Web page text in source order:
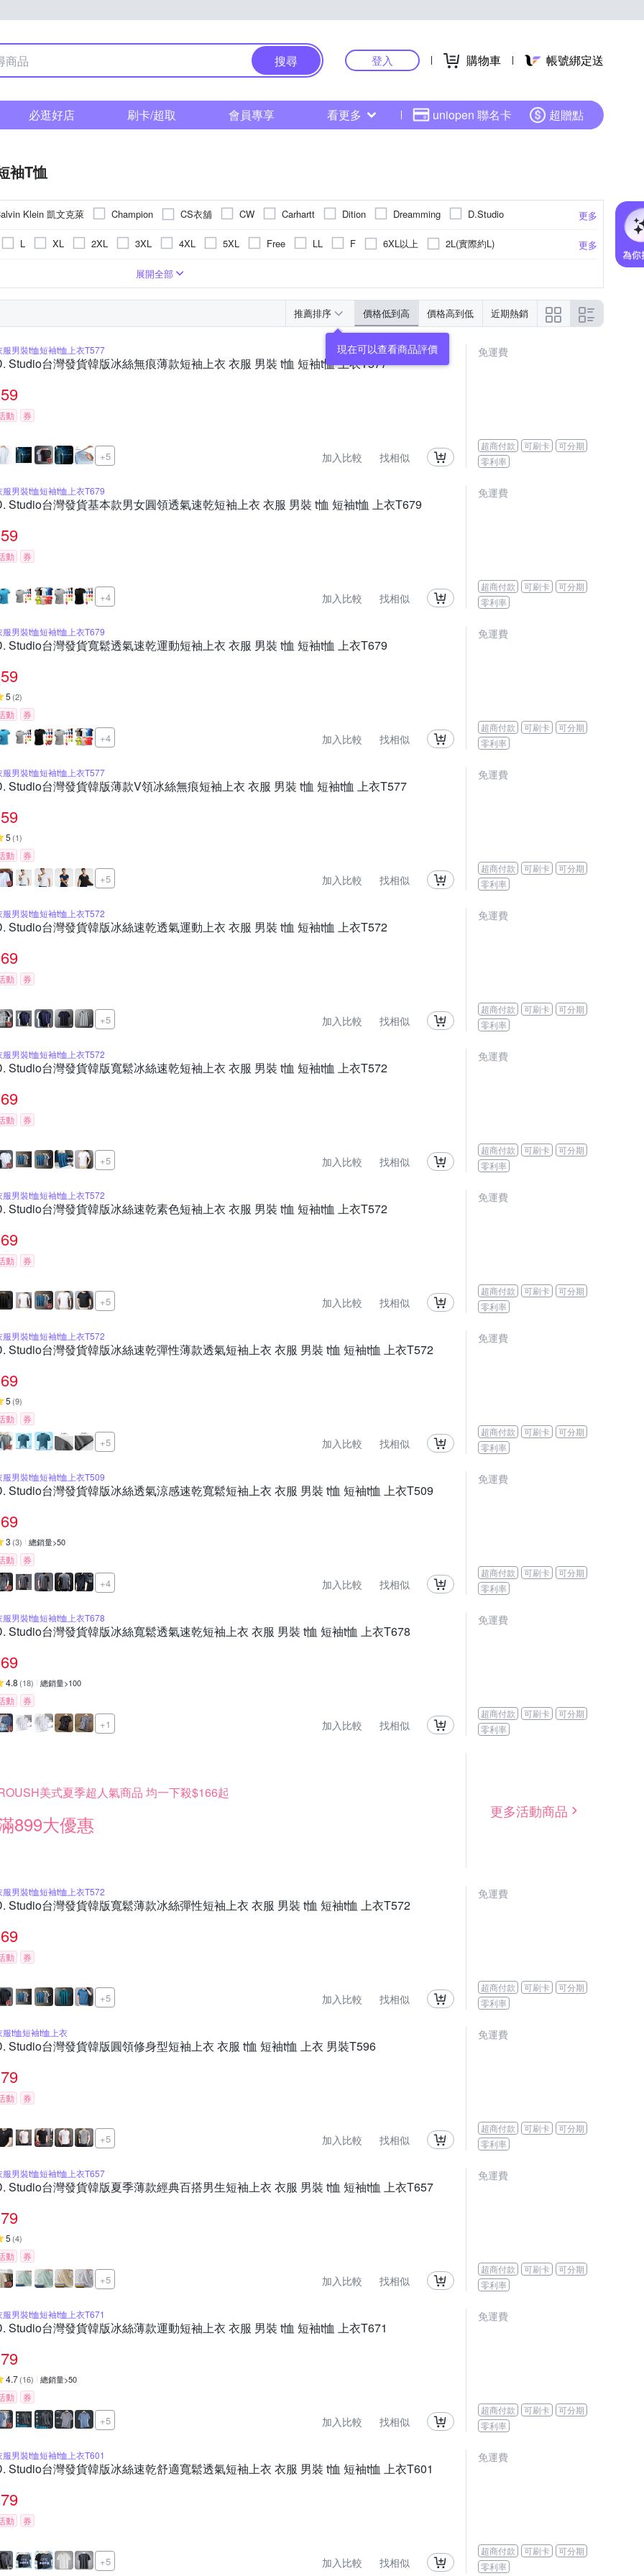
搜尋 登入 購物車 帳號綁定送
必逛好店 刷卡/超取 會員專享 看更多 uniopen 聯名卡 超贈點
袖T恤
更多
Klein 凱文克萊 Champion CS衣舖 CW Carhartt Dition Dreamming
D.Studio
Heart:W 新職人
Heha Minidesign ModaCore 摩達客 moz 瑞典 Mini 嚴選
NoMorre
品牌
更多
L XL 2XL 3XL 4XL 5XL Free LL F 6XL以上
2L(實際約L)
格紋
背心(無袖T恤)
一般版型
展開全部
推薦排序 價格低到高 價格高到低 近期熱銷
服男裝t恤短袖t恤上衣T577
Studio台灣發貨韓版冰絲無痕薄款短袖上衣 衣服 男裝 t恤 短袖t恤 上衣T577
59
動 券
+5 加入比較 找相似
免運費
超商付款 可刷卡
可分期
零利率
服男裝t恤短袖t恤上衣T679
Studio台灣發貨基本款男女圓領透氣速乾短袖上衣 衣服 男裝 t恤 短袖t恤 上衣T679
59
動 券
+4 加入比較 找相似
免運費
超商付款 可刷卡
可分期
零利率
服男裝t恤短袖t恤上衣T679
Studio台灣發貨寬鬆透氣速乾運動短袖上衣 衣服 男裝 t恤 短袖t恤 上衣T679
59
5 (2)
動 券
+4 加入比較 找相似
免運費
超商付款 可刷卡
可分期
零利率
服男裝t恤短袖t恤上衣T577
Studio台灣發貨韓版薄款V領冰絲無痕短袖上衣 衣服 男裝 t恤 短袖t恤 上衣T577
59
5 (1)
動 券
+5 加入比較 找相似
免運費
超商付款 可刷卡
可分期
零利率
服男裝t恤短袖t恤上衣T572
Studio台灣發貨韓版冰絲速乾透氣運動上衣 衣服 男裝 t恤 短袖t恤 上衣T572
69
動 券
+5 加入比較 找相似
免運費
超商付款 可刷卡
可分期
零利率
服男裝t恤短袖t恤上衣T572
Studio台灣發貨韓版寬鬆冰絲速乾短袖上衣 衣服 男裝 t恤 短袖t恤 上衣T572
69
動 券
+5 加入比較 找相似
免運費
超商付款 可刷卡
可分期
零利率
服男裝t恤短袖t恤上衣T572
Studio台灣發貨韓版冰絲速乾素色短袖上衣 衣服 男裝 t恤 短袖t恤 上衣T572
69
動 券
+5 加入比較 找相似
免運費
超商付款 可刷卡
可分期
零利率
服男裝t恤短袖t恤上衣T572
Studio台灣發貨韓版冰絲速乾彈性薄款透氣短袖上衣 衣服 男裝 t恤 短袖t恤 上衣T572
69
5 (9)
動 券
+5 加入比較 找相似
免運費
超商付款 可刷卡
可分期
零利率
服男裝t恤短袖t恤上衣T509
Studio台灣發貨韓版冰絲透氣涼感速乾寬鬆短袖上衣 衣服 男裝 t恤 短袖t恤 上衣T509
69
3 (3) 總銷量>50
動 券
+4 加入比較 找相似
免運費
超商付款 可刷卡
可分期
零利率
服男裝t恤短袖t恤上衣T678
Studio台灣發貨韓版冰絲寬鬆透氣速乾短袖上衣 衣服 男裝 t恤 短袖t恤 上衣T678
69
4.8 (18) 總銷量>100
動 券
+1 加入比較 找相似
免運費
超商付款 可刷卡
可分期
零利率
美式夏季超人氣商品 均一下殺$166起
899大優惠
更多活動商品
服男裝t恤短袖t恤上衣T572
Studio台灣發貨韓版寬鬆薄款冰絲彈性短袖上衣 衣服 男裝 t恤 短袖t恤 上衣T572
69
動 券
+5 加入比較 找相似
免運費
超商付款 可刷卡
可分期
零利率
服t恤短袖t恤上衣
Studio台灣發貨韓版圓領修身型短袖上衣 衣服 t恤 短袖t恤 上衣 男裝T596
79
動 券
+5 加入比較 找相似
免運費
超商付款 可刷卡
可分期
零利率
服男裝t恤短袖t恤上衣T657
Studio台灣發貨韓版夏季薄款經典百搭男生短袖上衣 衣服 男裝 t恤 短袖t恤 上衣T657
79
5 (4)
動 券
+5 加入比較 找相似
免運費
超商付款 可刷卡
可分期
零利率
服男裝t恤短袖t恤上衣T671
Studio台灣發貨韓版冰絲薄款運動短袖上衣 衣服 男裝 t恤 短袖t恤 上衣T671
79
4.7(16) 總銷量>50
動 券
+5 加入比較 找相似
免運費
超商付款 可刷卡
可分期
零利率
服男裝t恤短袖t恤上衣T601
Studio台灣發貨韓版冰絲速乾舒適寬鬆透氣短袖上衣 衣服 男裝 t恤 短袖t恤 上衣T601
79
動 券
+5 加入比較 找相似
免運費
超商付款 可刷卡
可分期
零利率